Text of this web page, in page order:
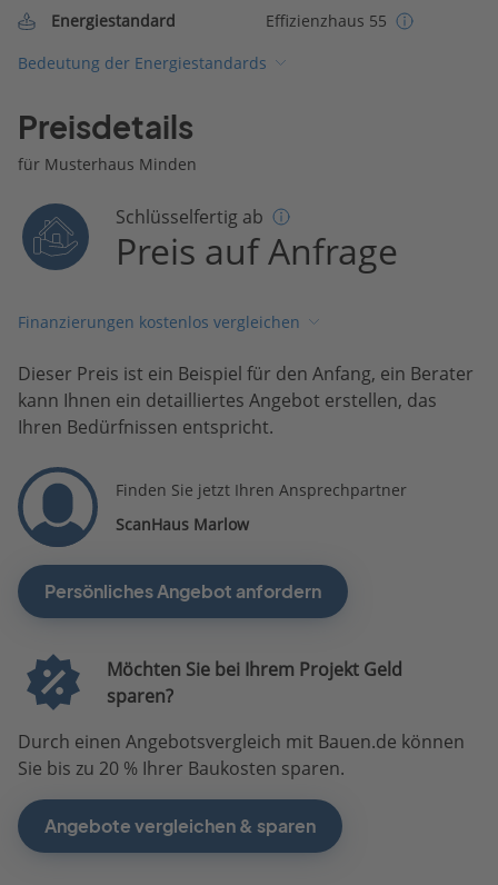
Energiestandard
Effizienzhaus 55
Bedeutung der Energiestandards
Preisdetails
für Musterhaus Minden
Schlüsselfertig ab
Preis auf Anfrage
Finanzierungen kostenlos vergleichen
Dieser Preis ist ein Beispiel für den Anfang, ein Berater
kann Ihnen ein detailliertes Angebot erstellen, das
Ihren Bedürfnissen entspricht.
Finden Sie jetzt Ihren Ansprechpartner
ScanHaus Marlow
Persönliches Angebot anfordern
Möchten Sie bei Ihrem Projekt Geld
sparen?
Durch einen Angebotsvergleich mit Bauen.de können
Sie bis zu 20 % Ihrer Baukosten sparen.
Angebote vergleichen & sparen